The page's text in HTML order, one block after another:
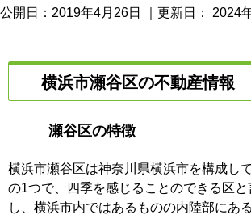
公開日： 2019年4月26日 ｜更新日： 2024
横浜市瀬谷区の不動産情報
瀬谷区の特徴
横浜市瀬谷区は神奈川県横浜市を構成し
の1つで、四季を感じることのできる区
し、横浜市内ではあるものの内陸部にあ